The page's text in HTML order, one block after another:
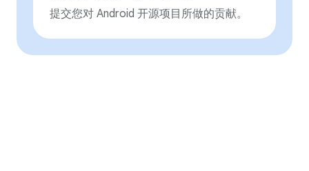
提交您对 Android 开源项目所做的贡献。